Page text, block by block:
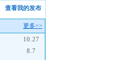
查看我的发布
更多>>
10.27
8.7